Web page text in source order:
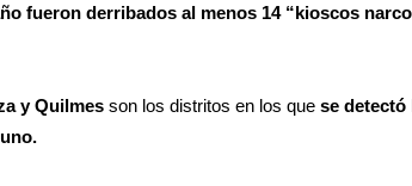
fueron derribados al menos 14 “kioscos
y Quilmes son los distritos en los que se detectó